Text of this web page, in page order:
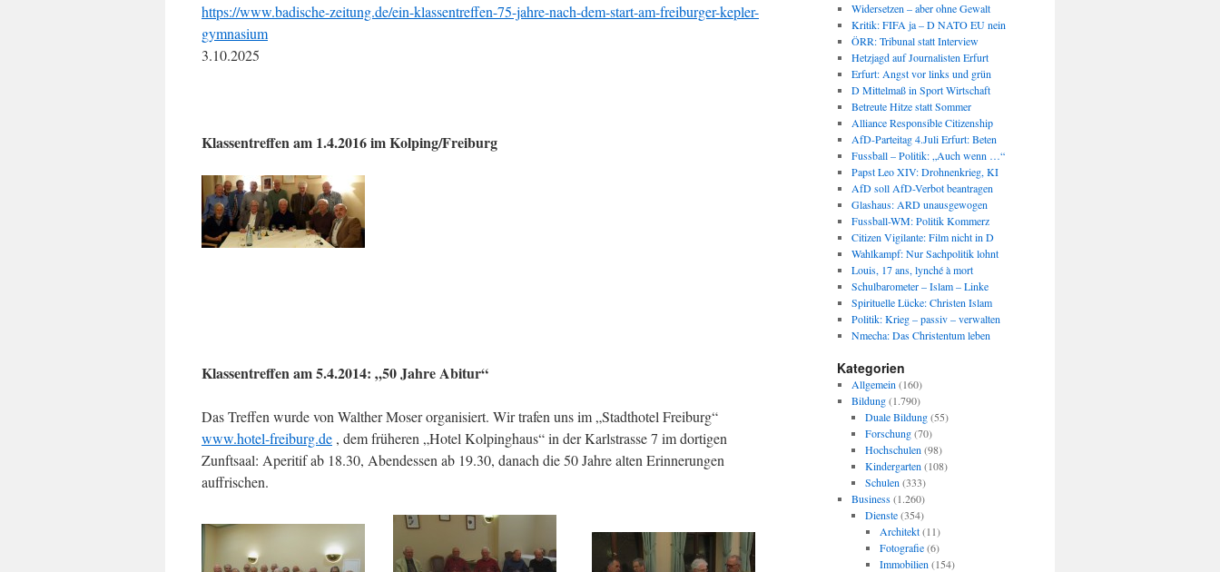
https://www.badische-zeitung.de/ein-klassentreffen-75-jahre-nach-dem-start-am-freiburger-kepler-
gymnasium
3.10.2025
Klassentreffen am 1.4.2016 im Kolping/Freiburg
Klassentreffen am 5.4.2014: „50 Jahre Abitur“
Das Treffen wurde von Walther Moser organisiert. Wir trafen uns im „Stadthotel Freiburg“
www.hotel-freiburg.de , dem früheren „Hotel Kolpinghaus“ in der Karlstrasse 7 im dortigen
Zunftsaal: Aperitif ab 18.30, Abendessen ab 19.30, danach die 50 Jahre alten Erinnerungen
auffrischen.
Widersetzen – aber ohne Gewalt
Kritik: FIFA ja – D NATO EU nein
ÖRR: Tribunal statt Interview
Hetzjagd auf Journalisten Erfurt
Erfurt: Angst vor links und grün
D Mittelmaß in Sport Wirtschaft
Betreute Hitze statt Sommer
Alliance Responsible Citizenship
AfD-Parteitag 4.Juli Erfurt: Beten
Fussball – Politik: „Auch wenn …“
Papst Leo XIV: Drohnenkrieg, KI
AfD soll AfD-Verbot beantragen
Glashaus: ARD unausgewogen
Fussball-WM: Politik Kommerz
Citizen Vigilante: Film nicht in D
Wahlkampf: Nur Sachpolitik lohnt
Louis, 17 ans, lynché à mort
Schulbarometer – Islam – Linke
Spirituelle Lücke: Christen Islam
Politik: Krieg – passiv – verwalten
Nmecha: Das Christentum leben
Kategorien
Allgemein (160)
Bildung(1.790)
Duale Bildung(55)
Forschung(70)
Hochschulen (98)
Kindergarten (108)
Schulen (333)
Business(1.260)
Dienste(354)
Architekt(11)
Fotografie(6)
Immobilien (154)